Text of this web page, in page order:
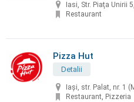
Iasi, Str. Piaţa Unirii
Restaurant
Pizza Hut
Detalii
Iași, str. Palat, nr. 1
Restaurant, Pizzeria